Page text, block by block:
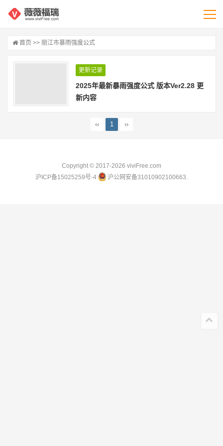
首页 >> 丽江市暴雨强度公式
更新记录
2025年最新暴雨强度公式 版本Ver2.28 更
新内容
‹‹ 1 ››
Copyright © 2017-2026 viviFree.com
沪ICP备15025259号-4
沪公网安备31010902100663.